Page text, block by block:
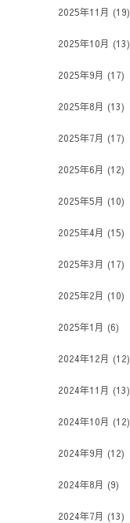
2025年11月 (19)
2025年10月 (13)
2025年9月 (17)
2025年8月 (13)
2025年7月 (17)
2025年6月 (12)
2025年5月 (10)
2025年4月 (15)
2025年3月 (17)
2025年2月 (10)
2025年1月 (6)
2024年12月 (12)
2024年11月 (13)
2024年10月 (12)
2024年9月 (12)
2024年8月 (9)
2024年7月 (13)